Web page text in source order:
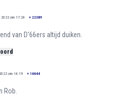
2022 om 17:24 + 22389
van D'66ers altijd duiken.
om 14:19 + 16644
Rob.